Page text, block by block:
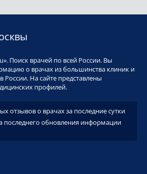
Поиск врачей по всей России. Вы
о врачах из большинства клиник и
России. На сайте представлены
профилей.
отзывов о врачах за последние сутки
последнего обновления информации